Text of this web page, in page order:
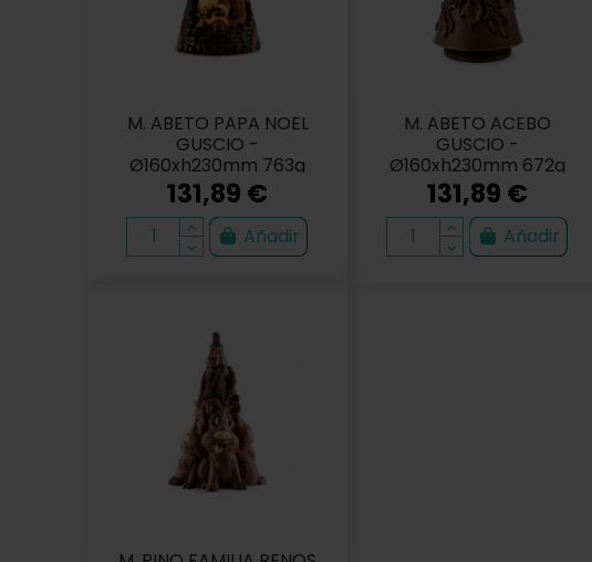
M. ABETO PAPA NOEL
GUSCIO -
Ø160xh230mm 763g
131,89 €
Añadir
M. ABETO ACEBO
GUSCIO -
Ø160xh230mm 672g
131,89 €
Añadir